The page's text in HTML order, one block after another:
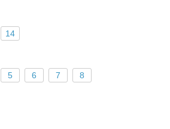
14
5 6 7 8